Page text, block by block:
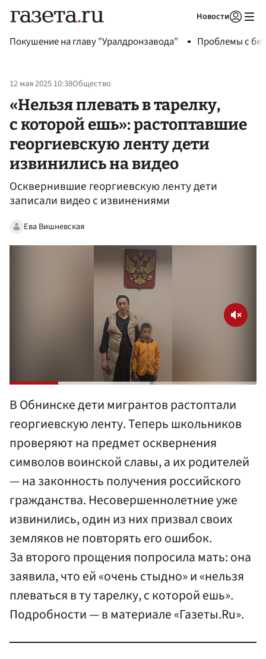
Новости
Покушение на главу "Уралдронзавода" Проблемы с
12 мая 2025 10:38Общество
«Нельзя плевать в тарелку,
с которой ешь»: растоптавшие
георгиевскую ленту дети
извинились на видео
Осквернившие георгиевскую ленту дети
записали видео с извинениями
Ева Вишневская
В Обнинске дети мигрантов растоптали
георгиевскую ленту. Теперь школьников
проверяют на предмет осквернения
символов воинской славы, а их родителей
— на законность получения российского
гражданства. Несовершеннолетние уже
извинились, один из них призвал своих
земляков не повторять его ошибок.
За второго прощения попросила мать: она
заявила, что ей «очень стыдно» и «нельзя
плеваться в ту тарелку, с которой ешь».
Подробности — в материале «Газеты.Ru».